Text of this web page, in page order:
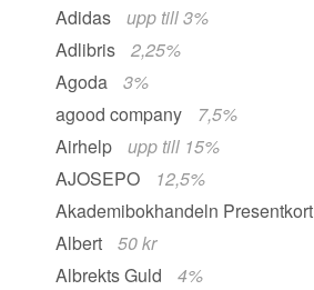
Adidas
upp till 3%
Adlibris
2,25%
Agoda
3%
agood company
7,5%
Airhelp
upp till 15%
AJOSEPO
12,5%
Akademibokhandeln Presentkort
Albert
50 kr
Albrekts Guld
4%